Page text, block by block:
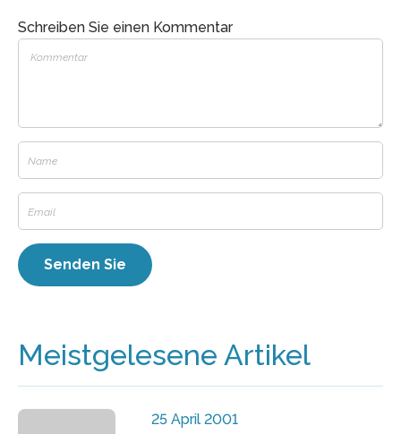
Schreiben Sie einen Kommentar
Meistgelesene Artikel
25 April 2001